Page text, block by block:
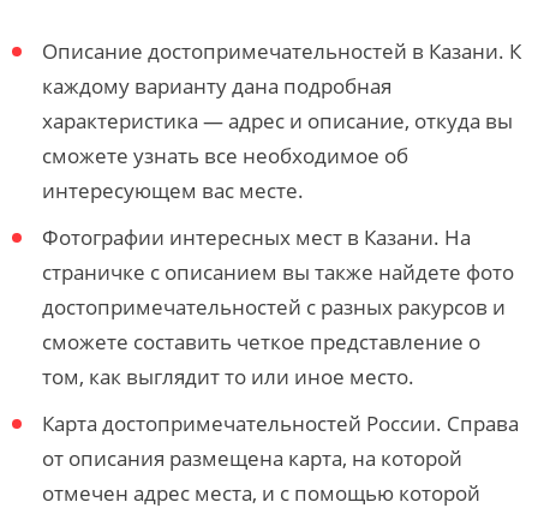
Описание достопримечательностей в Казани. К
каждому варианту дана подробная
характеристика — адрес и описание, откуда вы
сможете узнать все необходимое об
интересующем вас месте.
Фотографии интересных мест в Казани. На
страничке с описанием вы также найдете фото
достопримечательностей с разных ракурсов и
сможете составить четкое представление о
том, как выглядит то или иное место.
Карта достопримечательностей России. Справа
от описания размещена карта, на которой
отмечен адрес места, и с помощью которой